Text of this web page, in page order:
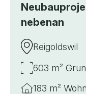
nebenan
Reigoldswil
603 m²
183 m²